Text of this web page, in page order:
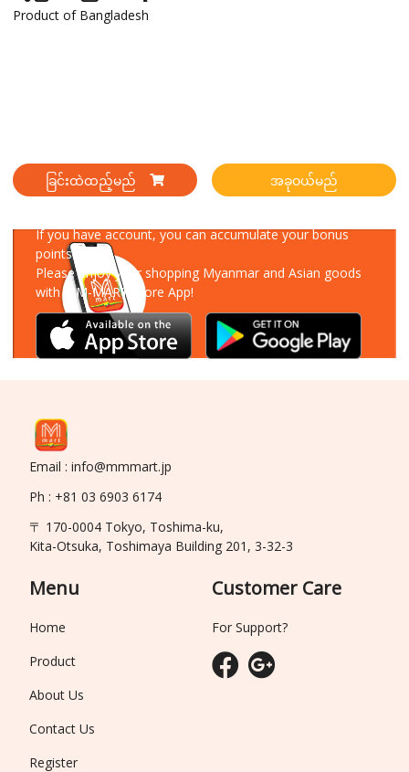
Product of Bangladesh
ခြင်းထဲထည့်မည် အခုဝယ်မည်
If you have account, you can accumulate your bonus
points!
Please enjoy your shopping Myanmar and Asian goods
with MM-MART Store App!
Email : info@mmmart.jp
Ph : +81 03 6903 6174
〒 170-0004 Tokyo, Toshima-ku,
Kita-Otsuka, Toshimaya Building 201, 3-32-3
Menu
Home
Product
About Us
Contact Us
Register
Customer Care
For Support?